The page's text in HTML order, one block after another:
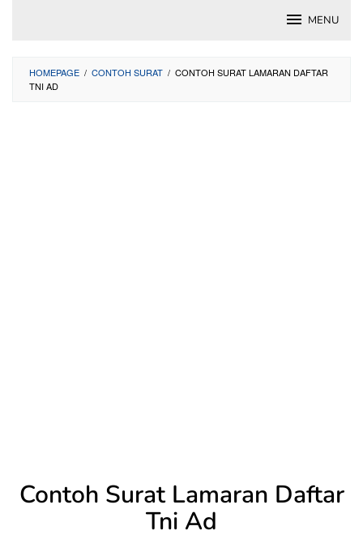
MENU
HOMEPAGE / CONTOH SURAT / CONTOH SURAT LAMARAN DAFTAR
TNI AD
Contoh Surat Lamaran Daftar
Tni Ad